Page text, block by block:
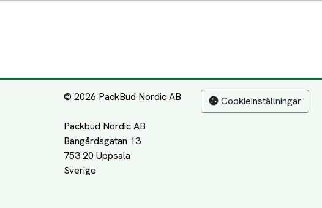
© 2026 PackBud Nordic AB
Packbud Nordic AB
Bangårdsgatan 13
753 20 Uppsala
Cookieinställningar